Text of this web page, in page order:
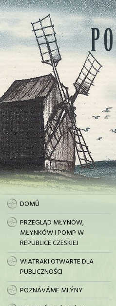
DOMŮ
PRZEGLĄD MŁYNÓW,
MŁYNKÓW I POMP W
REPUBLICE CZESKIEJ
WIATRAKI OTWARTE DLA
PUBLICZNOŚCI
POZNÁVÁME MLÝNY